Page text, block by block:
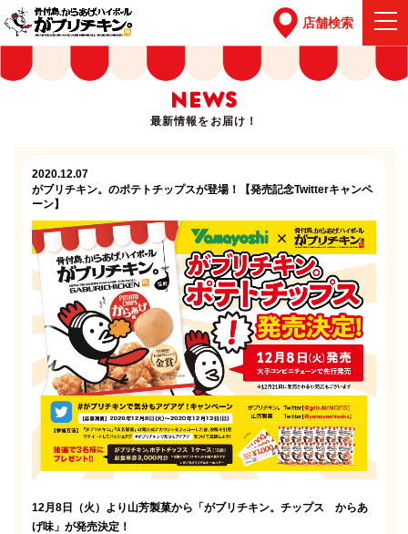
店舗検索
NEWS
最新情報をお届け！
2020.12.07
がブリチキン。のポテトチップスが登場！【発売記念Twitterキャンペ
ーン】
12月8日（火）より山芳製菓から「がブリチキン。チップス からあ
げ味」が発売決定！